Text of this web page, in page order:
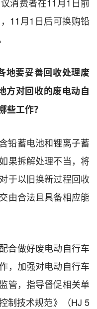
11月1日后可换购铅
地要妥善回收处理废
方对回收的废电动自
些工作？
铅蓄电池和锂离子蓄
果拆解处理不当，将
于以旧换新过程回收
由合法且具备相应能
合做好废电动自行车
，加强对电动自行车
管，指导督促相关单
制技术规范》（HJ 5